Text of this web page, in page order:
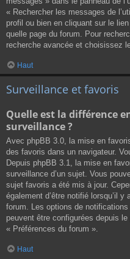
« Rechercher les messages de
profil ou bien en cliquant sur le
quelle page du forum. Pour
recherche avancée et choisissez
Haut
Surveillance et favoris
Quelle est la différence
surveillance ?
Avec phpBB 3.0, la mise en
des favoris dans un navigateur.
Depuis phpBB 3.1, la mise en
surveillance d’un sujet. Vous
sujet favoris a été mis à jour.
également d’être notifié lorsqu’il
forum. Les options de
peuvent être configurées depuis le
« Préférences du forum ».
Haut